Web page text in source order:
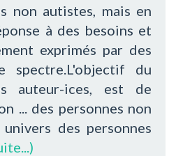
non autistes, mais en
à des besoins et
exprimés par des
spectre.L'objectif du
auteur-ices, est de
... des personnes non
des personnes